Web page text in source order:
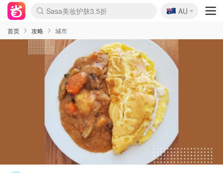
lululemon折扣上新
Sasa美妆护肤3.5折
SSENSE年中2.5折
FreshBeauty好价汇总
Cettire降价+叠9折
WWS Coles超市实拍
viagogo二手票捡漏
Myer超级周末
The Outnet奢牌1折起
David Jones 3折起
Flannels大牌1折
Perfumes Club护肤1折
AMIRO面罩$251
Amazon折扣汇总
eToro入金$200送$50
Amazon数码好物
ICONIC本周7.5折
ThedoubleF高奢地板价
Moose Knuckles 6折
丝芙兰5折起
EUFY摄像头$98
Selenichast首饰2折
Trip机票酒店促销
YSL送5件彩妆礼
Amazon家居好物
Amazon美妆护肤
雅漾大喷$8
过敏原检测盒$33
伊索独家赠50ml沐浴露
科颜氏高保湿面霜$29
SEALIFE海洋馆门票6折
丝塔芙大白罐$16
订阅Newsletter送香薰
Cult Beauty 6.8折
Harrods圣诞日历$525
LN-CC奢牌私促3折
d'Alba空姐喷雾$16
EVE LOM套装£56
Bernardelli独家4折
Adore Beauty 6折起
CT圣诞日历
Mytheresa奢品2.7折
Luxury Escapes 9折
Currentbody美容仪$881
MOON Garden Live
Roborock扫地机$649
Tingo Life水杯$24
Valentino官网5折
CR洗护套装$23
修丽可4件套$159
Myer彩妆2件7折
GANNI官网4.5折
Stylevana韩妆4折
Tessabit高奢8.5折
OGX洗发水$11
Amazon阿德莱德次日达
卡诗8.5折+赠礼
Philips Hue灯具8折
🇦🇺
AU
首页 攻略 城市